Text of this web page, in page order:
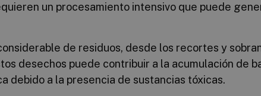
un procesamiento intensivo que puede
de residuos, desde los recortes y
desechos puede contribuir a la acumulación de
debido a la presencia de sustancias tóxicas.